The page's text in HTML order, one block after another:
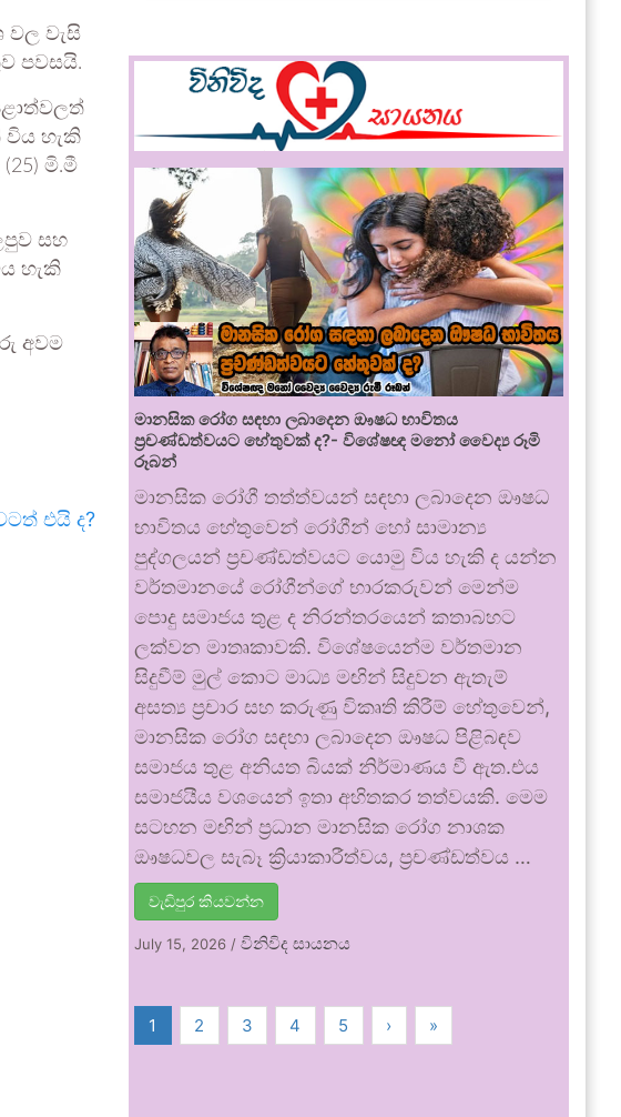
වල වැසි
පවසයි.
විය හැකි
මි.මී
සහ
හැකි
අවම
එයි ද?
මානසික රෝග සඳහා ලබාදෙන ඖෂධ භාවිතය
ප්‍රචණ්ඩත්වයට හේතුවක් ද?- විශේෂඥ මනෝ වෛද්‍ය රූමි
රූබන්
මානසික රෝගී තත්ත්වයන් සඳහා ලබාදෙන ඖෂධ
භාවිතය හේතුවෙන් රෝගීන් හෝ සාමාන්‍ය
පුද්ගලයන් ප්‍රචණ්ඩත්වයට යොමු විය හැකි ද යන්න
වර්තමානයේ රෝගීන්ගේ භාරකරුවන් මෙන්ම
පොදු සමාජය තුළ ද නිරන්තරයෙන් කතාබහට
ලක්වන මාතෘකාවකි. විශේෂයෙන්ම වර්තමාන
සිදුවීම් මුල් කොට මාධ්‍ය මඟින් සිදුවන ඇතැම්
අසත්‍ය ප්‍රචාර සහ කරුණු විකෘති කිරීම් හේතුවෙන්,
මානසික රෝග සඳහා ලබාදෙන ඖෂධ පිළිබඳව
සමාජය තුළ අනියත බියක් නිර්මාණය වී ඇත.එය
සමාජයීය වශයෙන් ඉතා අහිතකර තත්වයකි. මෙම
සටහන මඟින් ප්‍රධාන මානසික රෝග නාශක
ඖෂධවල සැබෑ ක්‍රියාකාරීත්වය, ප්‍රචණ්ඩත්වය …
වැඩිපුර කියවන්න
July 15, 2026 /විනිවිද සායනය
1 2 3 4 5 › »